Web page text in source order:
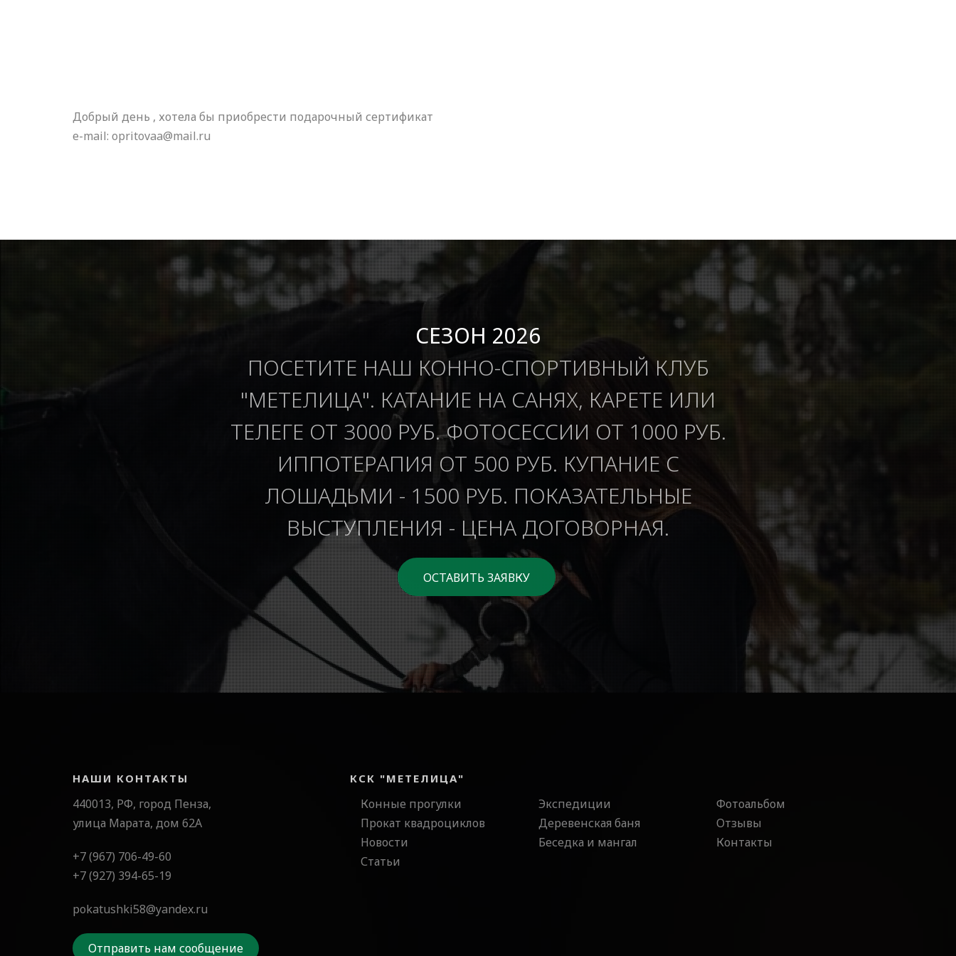
Добрый день , хотела бы приобрести подарочный сертификат
e-mail: opritovaa@mail.ru
СЕЗОН 2026
ПОСЕТИТЕ НАШ КОННО-СПОРТИВНЫЙ КЛУБ
"МЕТЕЛИЦА". КАТАНИЕ НА САНЯХ, КАРЕТЕ ИЛИ
ТЕЛЕГЕ ОТ 3000 РУБ. ФОТОСЕССИИ ОТ 1000 РУБ.
ИППОТЕРАПИЯ ОТ 500 РУБ. КУПАНИЕ С
ЛОШАДЬМИ - 1500 РУБ. ПОКАЗАТЕЛЬНЫЕ
ВЫСТУПЛЕНИЯ - ЦЕНА ДОГОВОРНАЯ.
ОСТАВИТЬ ЗАЯВКУ
НАШИ КОНТАКТЫ
440013, РФ, город Пенза,
улица Марата, дом 62А
+7 (967) 706-49-60
+7 (927) 394-65-19
pokatushki58@yandex.ru
Отправить нам сообщение
КСК "МЕТЕЛИЦА"
Конные прогулки
Прокат квадроциклов
Новости
Статьи
Экспедиции
Деревенская баня
Беседка и мангал
Фотоальбом
Отзывы
Контакты